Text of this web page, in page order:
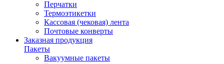
Перчатки
Термоэтикетки
Кассовая (чековая) лента
Почтовые конверты
Заказная продукция
Пакеты
Вакуумные пакеты